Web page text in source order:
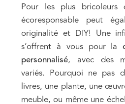
Pour les plus bricoleurs
écoresponsable peut
originalité et DIY! Une
s’offrent à vous pour la
personnalisé, avec des
variés. Pourquoi ne pas
livres, une plante, une
meuble, ou même une